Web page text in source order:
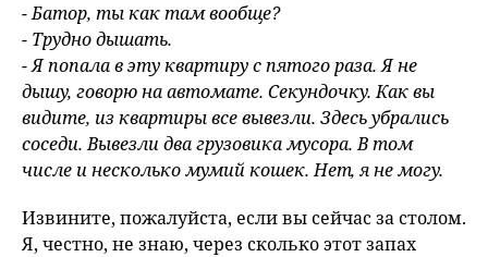
- Батор, ты как там вообще?
- Трудно дышать.
- Я попала в эту квартиру с пятого раза. Я не
дышу, говорю на автомате. Секундочку. Как вы
видите, из квартиры все вывезли. Здесь убрались
соседи. Вывезли два грузовика мусора. В том
числе и несколько мумий кошек. Нет, я не могу.
Извините, пожалуйста, если вы сейчас за столом.
Я, честно, не знаю, через сколько этот запах